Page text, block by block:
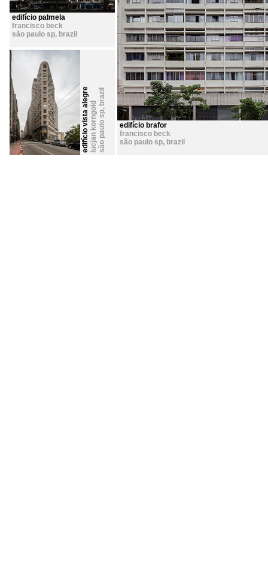
edifício palmela
francisco beck
são paulo sp, brazil
edifício brafor
francisco beck
são paulo sp, brazil
edifício vista alegrelucjan korngoldsão paulo sp
,
brazil